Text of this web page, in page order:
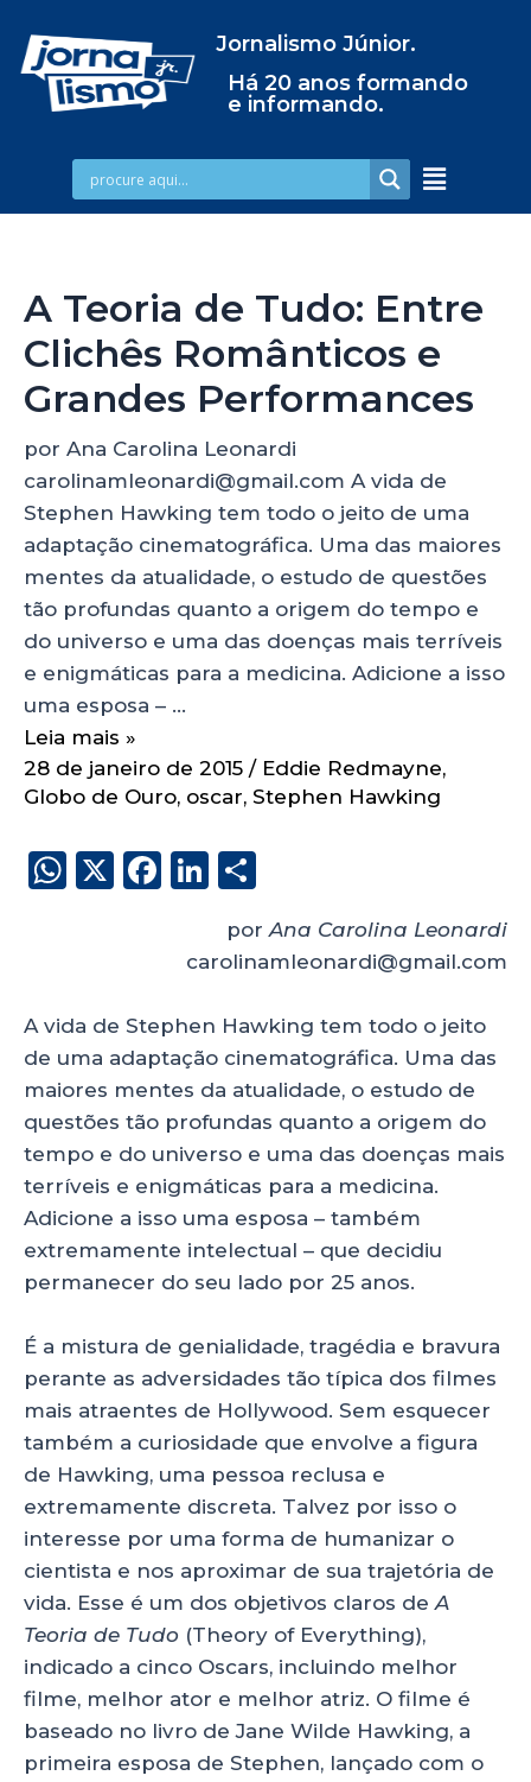
Jornalismo Júnior.
Há 20 anos formando
e informando.
A Teoria de Tudo: Entre
Clichês Românticos e
Grandes Performances
por Ana Carolina Leonardi
carolinamleonardi@gmail.com A vida de
Stephen Hawking tem todo o jeito de uma
adaptação cinematográfica. Uma das maiores
mentes da atualidade, o estudo de questões
tão profundas quanto a origem do tempo e
do universo e uma das doenças mais terríveis
e enigmáticas para a medicina. Adicione a isso
uma esposa – …
Leia mais »
28 de janeiro de 2015 / Eddie Redmayne,
Globo de Ouro, oscar, Stephen Hawking
W
A
p
p
X
F
b
o
o
k
Li
k
e
dI
n
a
re
por Ana Carolina Leonardi
carolinamleonardi@gmail.com
A vida de Stephen Hawking tem todo o jeito
de uma adaptação cinematográfica. Uma das
maiores mentes da atualidade, o estudo de
questões tão profundas quanto a origem do
tempo e do universo e uma das doenças mais
terríveis e enigmáticas para a medicina.
Adicione a isso uma esposa – também
extremamente intelectual – que decidiu
permanecer do seu lado por 25 anos.
É a mistura de genialidade, tragédia e bravura
perante as adversidades tão típica dos filmes
mais atraentes de Hollywood. Sem esquecer
também a curiosidade que envolve a figura
de Hawking, uma pessoa reclusa e
extremamente discreta. Talvez por isso o
interesse por uma forma de humanizar o
cientista e nos aproximar de sua trajetória de
vida. Esse é um dos objetivos claros deA
Teoria de Tudo (Theory of Everything),
indicado a cinco Oscars, incluindo melhor
filme, melhor ator e melhor atriz. O filme é
baseado no livro de Jane Wilde Hawking, a
primeira esposa de Stephen, lançado com o